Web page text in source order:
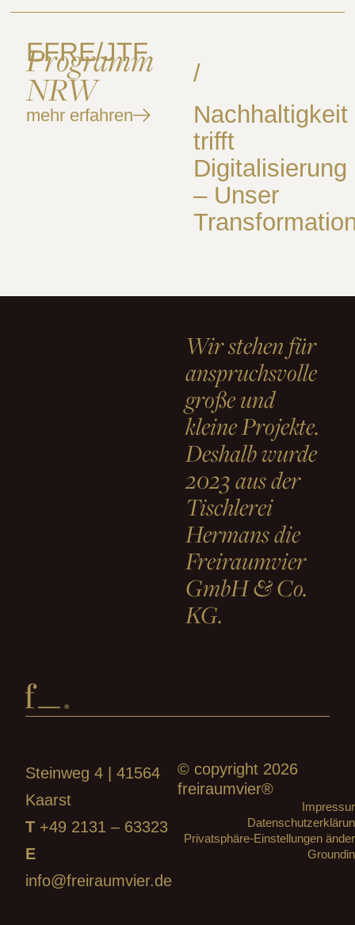
EFRE/JTF
Programm
NRW
mehr erfahren
/
Nachhaltigkeit
trifft
Digitalisierung
– Unser
Wir stehen für
anspruchsvolle
große und
kleine Projekte.
Deshalb wurde
2023 aus der
Tischlerei
Hermans die
Freiraumvier
GmbH & Co.
KG.
Steinweg 4 | 41564
Kaarst
T +49 2131 – 63323
E
info@freiraumvier.de
© copyright 2026
freiraumvier®
Privatsphäre-Einstellungen